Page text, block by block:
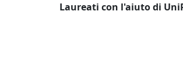
Laureati con l'aiuto di